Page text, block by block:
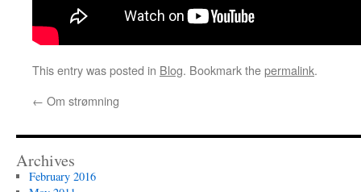
This entry was posted in Blog. Bookmark thepermalink.
← Om strømning
Archives
February 2016